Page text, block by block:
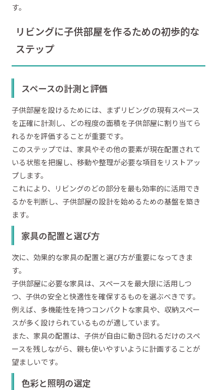
す。
リビングに子供部屋を作るための初歩的な
ステップ
スペースの計測と評価
子供部屋を設けるためには、まずリビングの現有スペース
を正確に計測し、どの程度の面積を子供部屋に割り当てら
れるかを評価することが重要です。
このステップでは、家具やその他の要素が現在配置されて
いる状態を把握し、移動や整理が必要な項目をリストアッ
プします。
これにより、リビングのどの部分を最も効率的に活用でき
るかを判断し、子供部屋の設計を始めるための基盤を築き
ます。
家具の配置と選び方
次に、効果的な家具の配置と選び方が重要になってきま
す。
子供部屋に必要な家具は、スペースを最大限に活用しつ
つ、子供の安全と快適性を確保するものを選ぶべきです。
例えば、多機能性を持つコンパクトな家具や、収納スペー
スが多く設けられているものが適しています。
また、家具の配置は、子供が自由に動き回れるだけのスペ
ースを残しながら、親も使いやすいように計画することが
望ましいです。
色彩と照明の選定